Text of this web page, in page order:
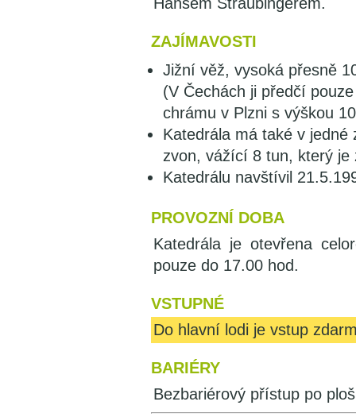
ZAJÍMAVOSTI
Jižní věž, vysoká přesně
(V Čechách ji předčí
chrámu v Plzni s výškou
Katedrála má také v
zvon, vážící 8 tun, který je
Katedrálu navštívil
PROVOZNÍ DOBA
Katedrála je otevřena
pouze do 17.00 hod.
VSTUPNÉ
Do hlavní lodi je vstup
BARIÉRY
Bezbariérový přístup po